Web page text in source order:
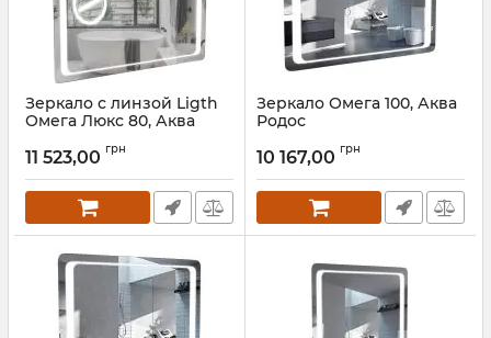
Зеркало с линзой Ligth
Омега Люкс 80, Аква
Артикул:АР000018505
11 523,00 грн
Зеркало Омега 100, Аква
Родос
10 167,00 грн